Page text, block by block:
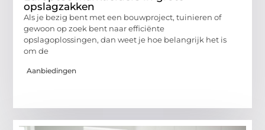
opslagzakken
Als je bezig bent met een bouwproject, tuinieren of
gewoon op zoek bent naar efficiënte
opslagoplossingen, dan weet je hoe belangrijk het is
om de
Aanbiedingen